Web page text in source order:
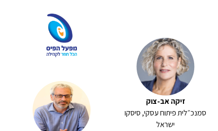
זיקה אב-צוק
סמנכ״לית פיתוח עסקי, סיסקו
ישראל